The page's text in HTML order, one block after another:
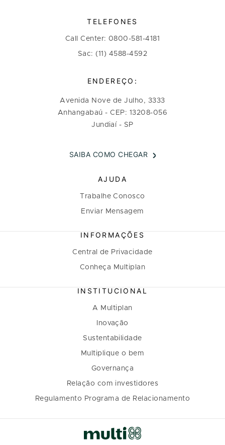
TELEFONES
Call Center: 0800-581-4181
Sac: (11) 4588-4592
ENDEREÇO:
Avenida Nove de Julho, 3333
Anhangabaú - CEP: 13208-056
Jundiaí - SP
SAIBA COMO CHEGAR
AJUDA
Trabalhe Conosco
Enviar Mensagem
INFORMAÇÕES
Central de Privacidade
Conheça Multiplan
INSTITUCIONAL
A Multiplan
Inovação
Sustentabilidade
Multiplique o bem
Governança
Relação com investidores
Regulamento Programa de Relacionamento